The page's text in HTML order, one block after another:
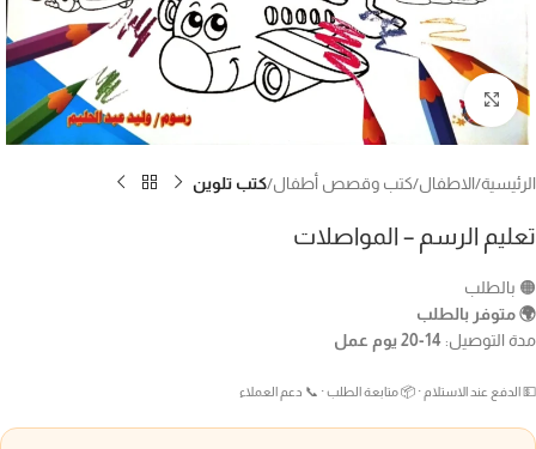
Click to enlarge
الرئيسية الاطفال كتب وقصص أطفال كتب تلوين
تعليم الرسم – المواصلات
🟠 بالطلب
🌍 متوفر بالطلب
مدة التوصيل: 14-20 يوم عمل
💵 الدفع عند الاستلام · 📦 متابعة الطلب · 📞 دعم العملاء